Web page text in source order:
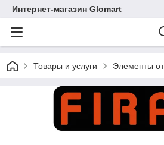
Интернет-магазин Glomart
Товары и услуги Элементы